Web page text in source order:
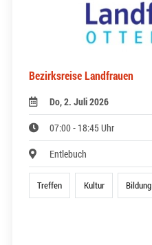
Bezirksreise Landfrauen
Do, 2. Juli 2026
07:00 - 18:45 Uhr
Entlebuch
Treffen Kultur Bildung